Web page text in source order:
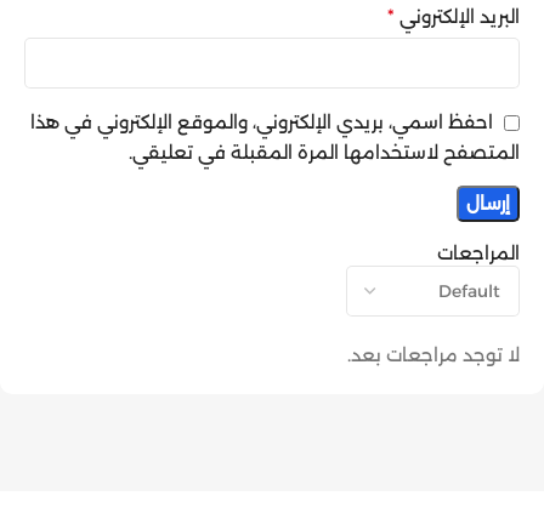
المراجعات
لا توجد مراجعات بعد.
البريد الإلكتروني *
احفظ اسمي، بريدي الإلكتروني، والموقع الإلكتروني في هذا
المتصفح لاستخدامها المرة المقبلة في تعليقي.